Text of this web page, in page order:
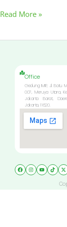
Read More »
Office
Gedung IMIP, Jl. Batu
007, Meruya Utara,
Jakarta Barat,
Jakarta, 11620.